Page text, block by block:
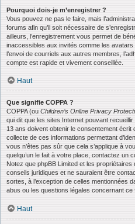
Pourquoi dois-je m’enregistrer ?
Vous pouvez ne pas le faire, mais
forums afin qu’il soit nécessaire de
ailleurs, l’enregistrement vous permet de
inaccessibles aux invités comme les
l’envoi de courriels aux autres membres,
compte est rapide et vivement conseillée.
Haut
Que signifie COPPA ?
COPPA (ou Children’s Online Privacy
qui dit que les sites Internet pouvant
13 ans doivent obtenir le consentement écrit
collecte de ces informations permettant
vous n’êtes pas sûr que cela s’applique à
quelqu’un le fait à votre place, contactez un
Notez que phpBB Limited et les
conseils juridiques et ne sauraient être
sortes, à l’exception de celles mentionnées
abus ou les questions légales concernant ce
Haut